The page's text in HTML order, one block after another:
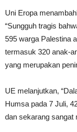
Uni Eropa
“Sungguh tragis
595 warga Palestina
termasuk 320 anak-
yang merupakan
UE melanjutkan,
Humsa pada 7 Juli,
dan sekarang sangat